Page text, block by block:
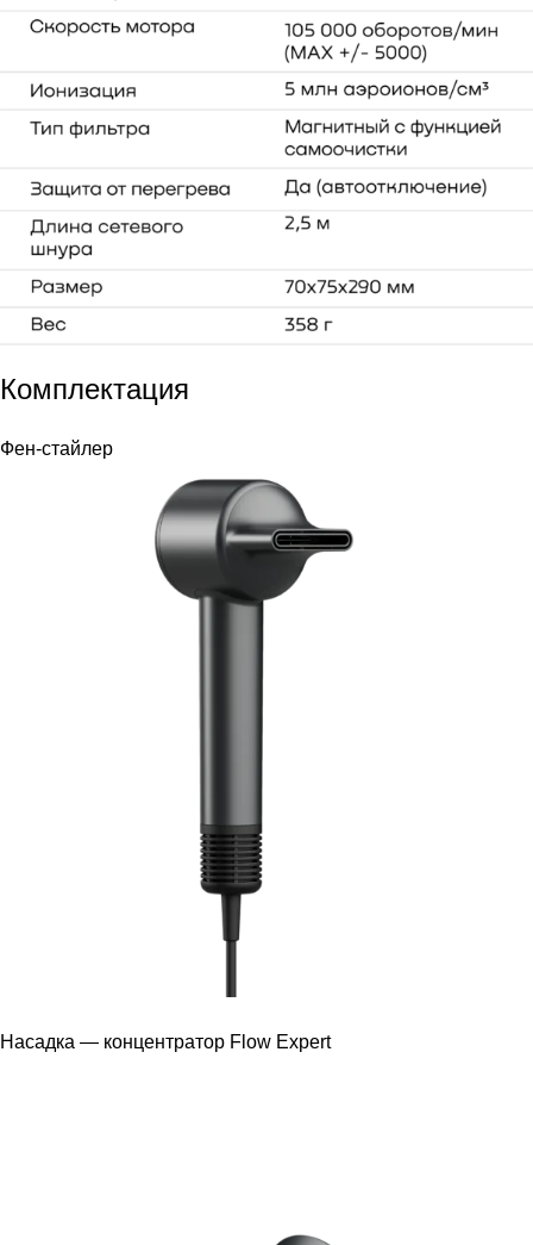
Комплектация
Фен-стайлер
Насадка — концентратор Flow Expert